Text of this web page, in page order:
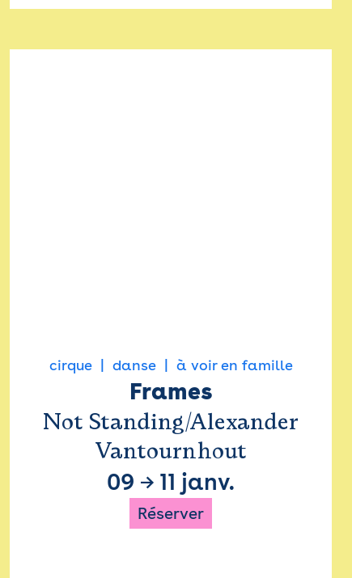
cirque danse à voir en famille
Frames
Not Standing/Alexander
Vantournhout
09 → 11 janv.
Réserver